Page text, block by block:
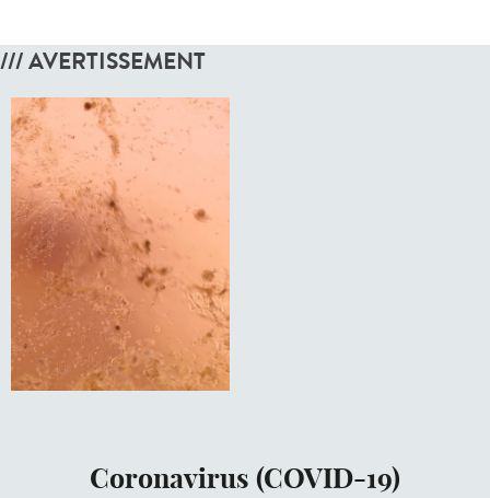
/// AVERTISSEMENT
Coronavirus (COVID-19)